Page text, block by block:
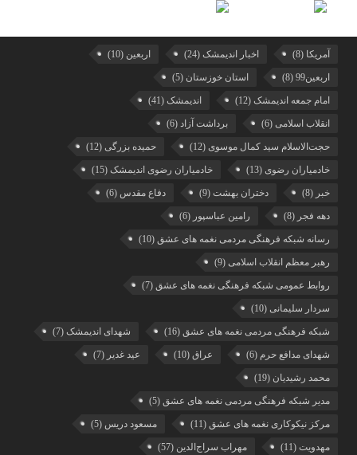
آمریکا (8) اخبار اندیمشک (24) اربعین (10)
اربعین99 (8) استان خوزستان (5)
امام جمعه اندیمشک (12) اندیمشک (41)
انقلاب اسلامی (6) برداشت آزاد (6)
حجت‌الاسلام سید کمال موسوی (12) حمیده بزرگی (12)
خادمیاران رضوی (13) خادمیاران رضوی اندیمشک (15)
خبر (8) دختران بهشت (9) دفاع مقدس (6)
دهه فجر (8) رامین عباسپور (6)
رسانه شبکه فرهنگی مردمی نغمه های عشق (10)
رهبر معظم انقلاب اسلامی (9)
روابط عمومی شبکه فرهنگی نغمه های عشق (7)
سردار سلیمانی (10)
شبکه فرهنگی مردمی نغمه های عشق (16) شهدای اندیمشک (7)
شهدای مدافع حرم (6) عراق (10) عید غدیر (7)
محمد رشیدیان (19)
مدیر شبکه فرهنگی مردمی نغمه های عشق (5)
مرکز نیکوکاری نغمه های عشق (11) مسعود دریس (5)
مهدویت (11) مهراب سراج‌الدین (57)